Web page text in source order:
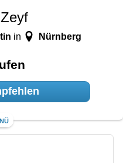
in Nürnberg